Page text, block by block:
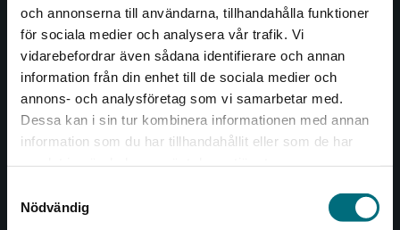
och annonserna till användarna, tillhandahålla funktioner
för sociala medier och analysera vår trafik. Vi
vidarebefordrar även sådana identifierare och annan
information från din enhet till de sociala medier och
annons- och analysföretag som vi samarbetar med.
Dessa kan i sin tur kombinera informationen med annan
information som du har tillhandahållit eller som de har
Nödvändig
Begränsad fraktregion
Det verkar som att du besöker
Sverige. För att kunna slutföra ett köp måste
Kontakta oss
Kontakta oss
046-31 20 00
Box 141
Besöksadress:
Åkergränden 1